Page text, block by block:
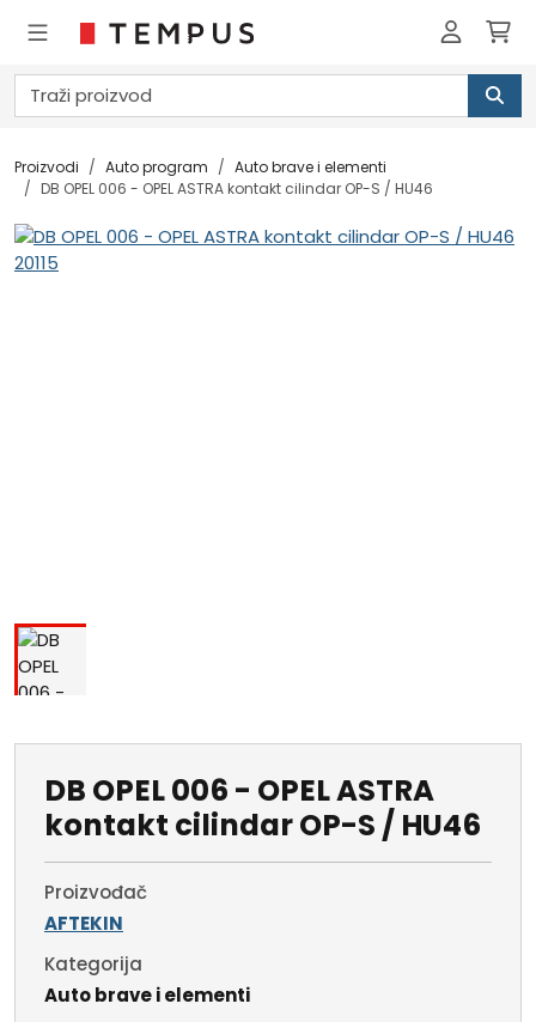
Proizvodi Auto program
Auto brave i elementi
DB OPEL 006 - OPEL ASTRA kontakt cilindar OP-S / HU46
DB OPEL 006 - OPEL ASTRA
kontakt cilindar OP-S / HU46
Proizvođač
AFTEKIN
Kategorija
Auto brave i elementi